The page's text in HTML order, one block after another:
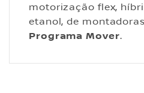
motorização flex,
etanol, de
Programa Mover.